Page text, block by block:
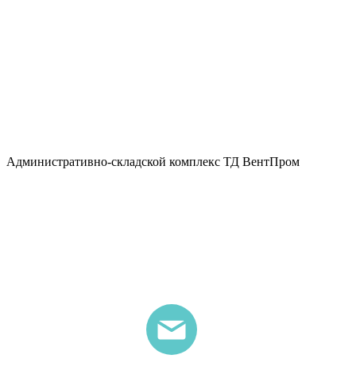
Административно-складской комплекс ТД ВентПром